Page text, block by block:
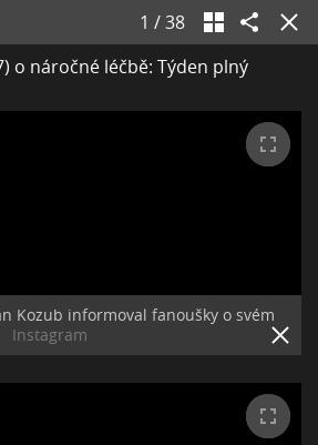
1 /38
o náročné léčbě: Týden plný
Kozub informoval fanoušky o svém
Instagram